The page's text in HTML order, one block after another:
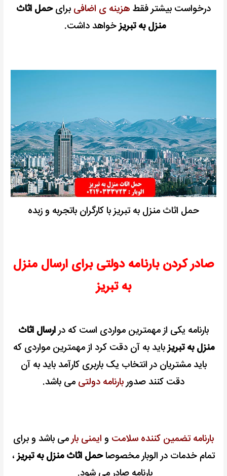
درخواست بیشتر فقط هزینه ی اضافی برایحمل اثاث
منزل به تبریزخواهد داشت.
حمل اثاث منزل به تبریز با کارگران باتجربه و زبده
صادر کردن بارنامه دولتی برای ارسال منزل
به تبریز
بارنامه یکی از مهمترین مواردی است که درارسال اثاث
منزل به تبریزباید به آن دقت کرد از مهمترین مواردی که
باید مشتریان در انتخاب یک باربری کارآمد باید به آن
دقت کنند صدوربارنامه دولتی می باشد.
بارنامه تضمین کننده سلامت و ایمنی بارمی باشد و برای
تمام خدمات در الوبار مخصوصاحمل اثاث منزل به تبریز،